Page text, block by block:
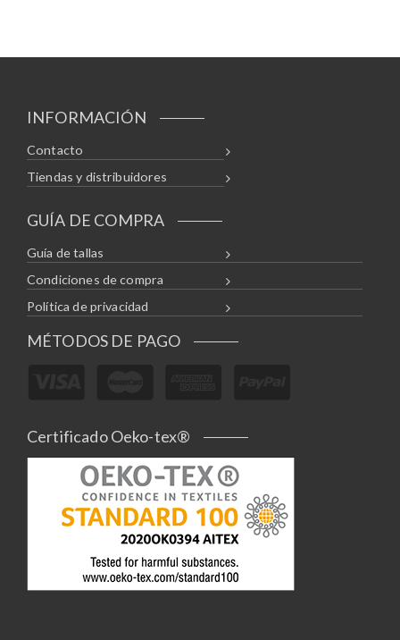
INFORMACIÓN
Contacto
Tiendas y distribuidores
GUÍA DE COMPRA
Guía de tallas
Condiciones de compra
Política de privacidad
MÉTODOS DE PAGO
Certificado Oeko-tex®